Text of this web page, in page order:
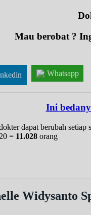
Mau berobat ?
Whatsapp
Ini
dapat berubah
= 11.028 orang
Widysanto